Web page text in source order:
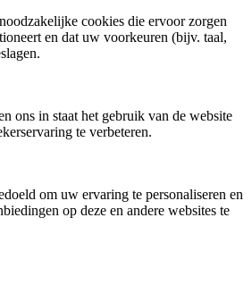
cookies die ervoor zorgen
en dat uw voorkeuren (bijv. taal,
ons in staat het gebruik van de website
te verbeteren.
om uw ervaring te personaliseren en
op deze en andere websites te